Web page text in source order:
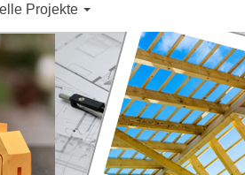
Projekte